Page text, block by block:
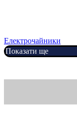
Електрочайники
Показати ще